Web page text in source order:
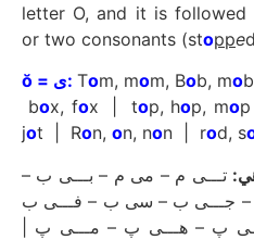
letter O, and it is followed
or two consonants (stoppe
ŏ = ى: Tom, mom, Bob, mo
box, fox | top, hop, mo
jot | Ron, on, non | rod, s
تـــى م – مى م – بـــى ب –
جـــى ب – سى ب – فـــى ب
ﭖ – هـــى ﭖ – مـــى ﭖ |